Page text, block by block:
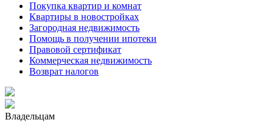
Покупка квартир и комнат
Квартиры в новостройках
Загородная недвижимость
Помощь в получении ипотеки
Правовой сертификат
Коммерческая недвижимость
Возврат налогов
Владельцам